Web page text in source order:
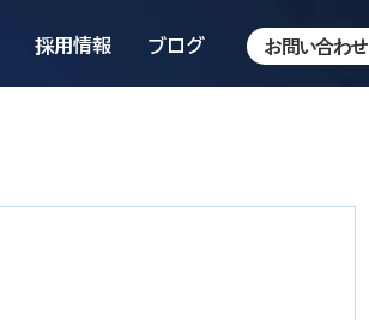
採用情報 ブログ お問い合わせ